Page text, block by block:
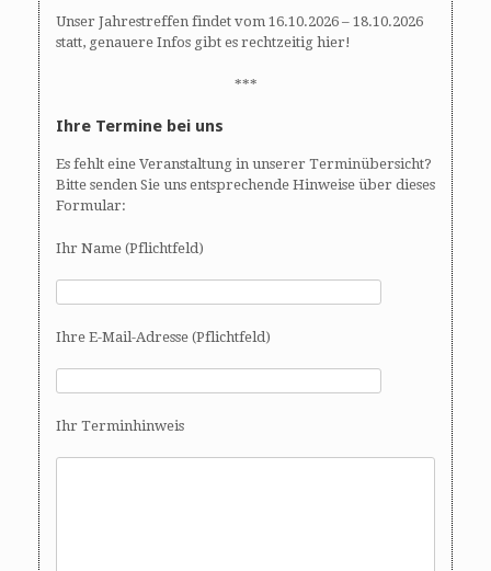
Unser Jahrestreffen findet vom 16.10.2026 – 18.10.2026
statt, genauere Infos gibt es rechtzeitig hier!
***
Ihre Termine bei uns
Es fehlt eine Veranstaltung in unserer Terminübersicht?
Bitte senden Sie uns entsprechende Hinweise über dieses
Formular:
Ihr Name (Pflichtfeld)
Ihre E-Mail-Adresse (Pflichtfeld)
Ihr Terminhinweis